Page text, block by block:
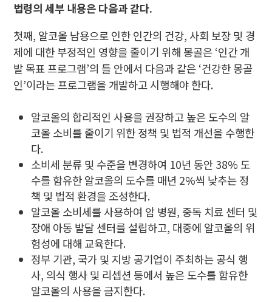
법령의 세부 내용은 다음과 같다.
첫째, 알코올 남용으로 인한 인간의 건강, 사회 보장 및 경
제에 대한 부정적인 영향을 줄이기 위해 몽골은 ‘인간 개
발 목표 프로그램’의 틀 안에서 다음과 같은 ‘건강한 몽골
인’이라는 프로그램을 개발하고 시행해야 한다.
알코올의 합리적인 사용을 권장하고 높은 도수의 알
코올 소비를 줄이기 위한 정책 및 법적 개선을 수행한
다.
소비세 분류 및 수준을 변경하여 10년 동안 38% 도
수를 함유한 알코올의 도수를 매년 2%씩 낮추는 정
책 및 법적 환경을 조성한다.
알코올 소비세를 사용하여 암 병원, 중독 치료 센터 및
장애 아동 발달 센터를 설립하고, 대중에 알코올의 위
험성에 대해 교육한다.
정부 기관, 국가 및 지방 공기업이 주최하는 공식 행
사, 의식 행사 및 리셉션 등에서 높은 도수를 함유한
알코올의 사용을 금지한다.